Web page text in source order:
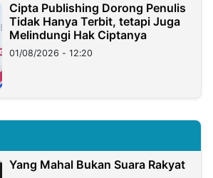
Cipta Publishing Dorong Penulis
Tidak Hanya Terbit, tetapi Juga
Melindungi Hak Ciptanya
01/08/2026 - 12:20
Yang Mahal Bukan Suara Rakyat